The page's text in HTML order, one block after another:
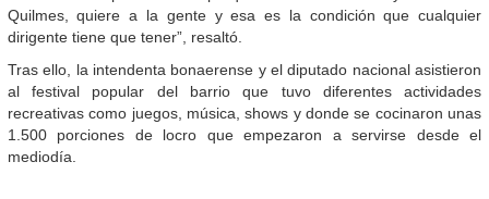
Quilmes, quiere a la gente y esa es la condición que cualquier
dirigente tiene que tener”, resaltó.
Tras ello, la intendenta bonaerense y el diputado nacional asistieron
al festival popular del barrio que tuvo diferentes actividades
recreativas como juegos, música, shows y donde se cocinaron unas
1.500 porciones de locro que empezaron a servirse desde el
mediodía.